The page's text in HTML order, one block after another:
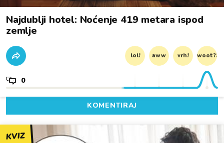
Najdublji hotel: Noćenje 419 metara ispod
zemlje
lol! aww vrh! woot?!
0
KOMENTIRAJ
KVIZ